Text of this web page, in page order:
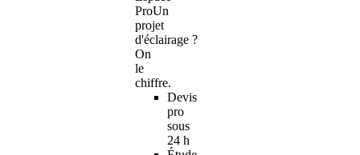
ProUn
projet
d'éclairage ?
On
le
chiffre.
Devis
pro
sous
24 h